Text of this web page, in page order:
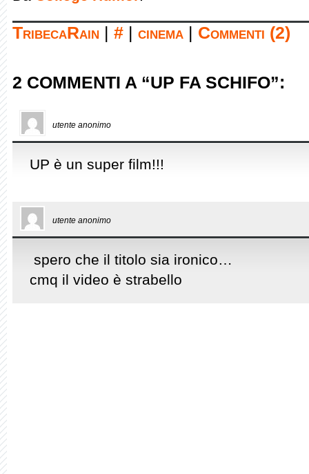
TribecaRain # cinema Commenti (2)
2 COMMENTI A “UP FA SCHIFO”:
utente anonimo
UP è un super film!!!
utente anonimo
spero che il titolo sia ironico…
cmq il video è strabello